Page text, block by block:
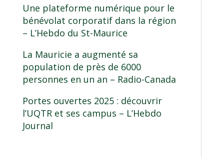
Une plateforme numérique pour le
bénévolat corporatif dans la région
– L’Hebdo du St-Maurice
La Mauricie a augmenté sa
population de près de 6000
personnes en un an – Radio-Canada
Portes ouvertes 2025 : découvrir
l’UQTR et ses campus – L’Hebdo
Journal